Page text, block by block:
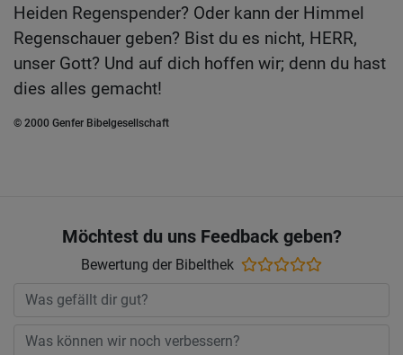
Heiden Regenspender? Oder kann der Himmel
Regenschauer geben? Bist du es nicht, HERR,
unser Gott? Und auf dich hoffen wir; denn du hast
dies alles gemacht!
© 2000 Genfer Bibelgesellschaft
Möchtest du uns Feedback geben?
Bewertung der Bibelthek